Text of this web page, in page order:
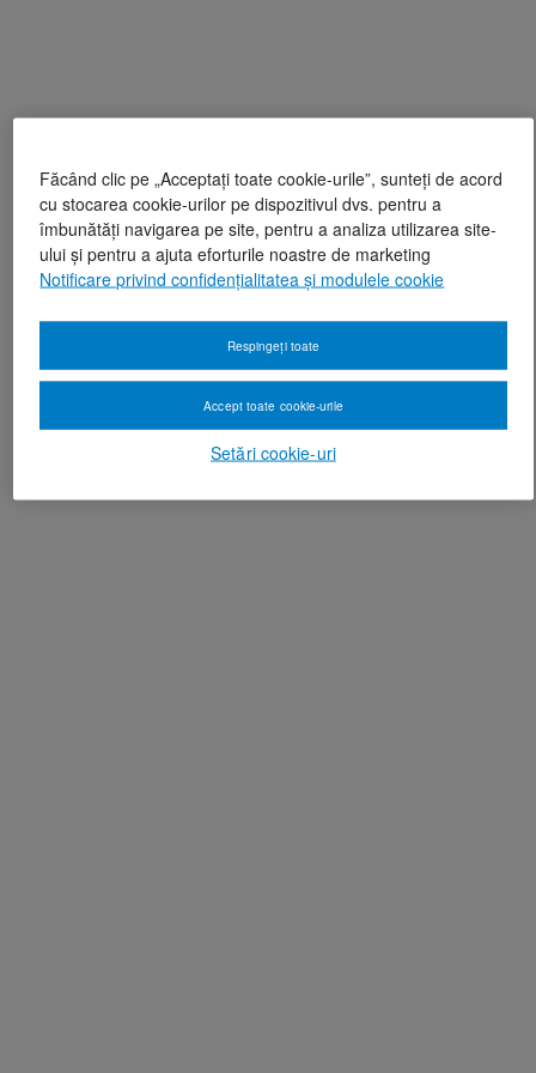
Făcând clic pe „Acceptați toate cookie-urile”, sunteți de acord
cu stocarea cookie-urilor pe dispozitivul dvs. pentru a
îmbunătăți navigarea pe site, pentru a analiza utilizarea site-
ului și pentru a ajuta eforturile noastre de marketing
Notificare privind confidențialitatea și modulele cookie
Setări cookie-uri
Respingeți toate
Accept toate cookie-urile